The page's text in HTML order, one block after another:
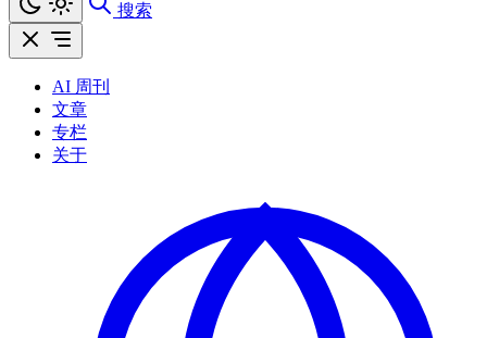
搜索
AI 周刊
文章
专栏
关于